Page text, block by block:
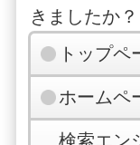
きましたか？
トップペ
ホームペ
検索エン